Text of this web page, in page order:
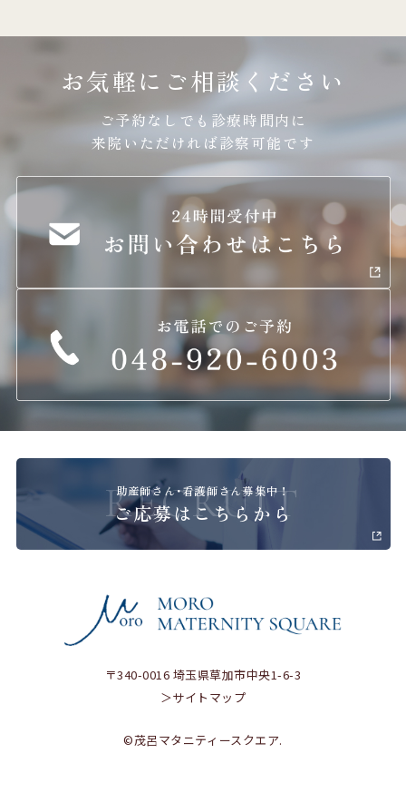
お気軽にご相談ください
ご予約なしでも診療時間内に
来院いただければ診察可能です
RECRUIT
助産師さん･看護師さん募集中！
ご応募はこちらから
〒340-0016 埼玉県草加市中央1-6-3
＞サイトマップ
©茂呂マタニティースクエア.